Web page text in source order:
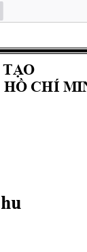
HỒ CHÍ